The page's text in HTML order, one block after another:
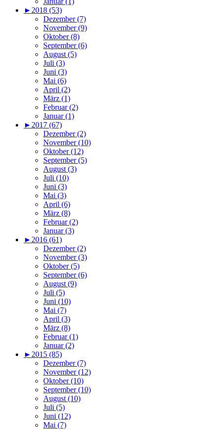
► 2018 (53)
Dezember (7)
November (9)
Oktober (8)
September (6)
August (5)
Juli (3)
Juni (3)
Mai (6)
April (2)
März (1)
Februar (2)
Januar (1)
► 2017 (67)
Dezember (2)
November (10)
Oktober (12)
September (5)
August (3)
Juli (10)
Juni (3)
Mai (3)
April (6)
März (8)
Februar (2)
Januar (3)
► 2016 (61)
Dezember (2)
November (3)
Oktober (5)
September (6)
August (9)
Juli (5)
Juni (10)
Mai (7)
April (3)
März (8)
Februar (1)
Januar (2)
► 2015 (85)
Dezember (7)
November (12)
Oktober (10)
September (10)
August (10)
Juli (5)
Juni (12)
Mai (7)